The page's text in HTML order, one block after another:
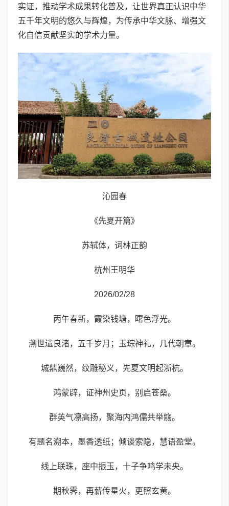
实证，推动学术成果转化普及，让世界真正认识中华
五千年文明的悠久与辉煌，为传承中华文脉、增强文
化自信贡献坚实的学术力量。
沁园春
《先夏开篇》
苏轼体，词林正韵
杭州王明华
2026/02/28
丙午春新，霞染钱塘，曙色浮光。
溯世遗良渚，五千岁月；玉琮神礼，几代朝章。
城鼎巍然，纹雕秘义，先夏文明起浙杭。
鸿蒙辟，证神州史页，别启苍桑。
群英气凛高扬，聚海内鸿儒共举觞。
有题名溯本，墨香透纸；倾谈索隐，慧语盈堂。
线上联珠，座中振玉，十子争鸣学未央。
期秋霁，再薪传星火，更照玄黄。